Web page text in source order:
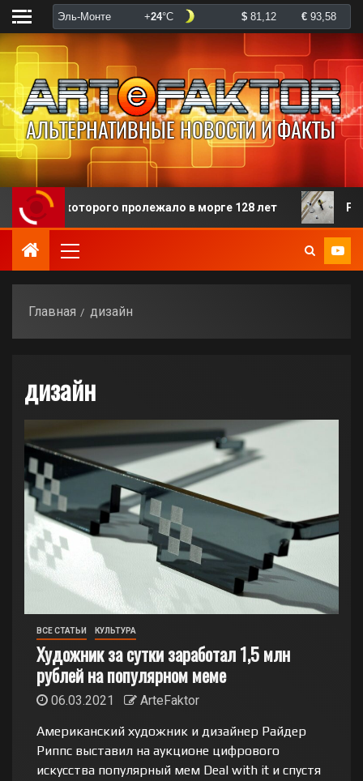
которого пролежало в морге 128 лет
Главная дизайн
дизайн
ВСЕ СТАТЬИ КУЛЬТУРА
Художник за сутки заработал 1,5 млн
рублей на популярном меме
06.03.2021
ArteFaktor
Американский художник и дизайнер Райдер
Риппс выставил на аукционе цифрового
искусства популярный мем Deal with it и спустя